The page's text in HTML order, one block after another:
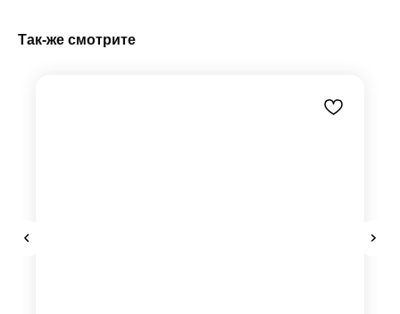
Так-же смотрите